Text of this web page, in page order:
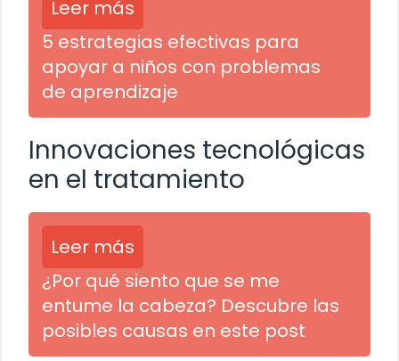
Leer más
5 estrategias efectivas para
apoyar a niños con problemas
de aprendizaje
Innovaciones tecnológicas
en el tratamiento
Leer más
¿Por qué siento que se me
entume la cabeza? Descubre las
posibles causas en este post